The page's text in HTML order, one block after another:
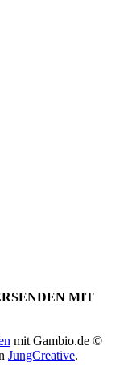
MIT
mit Gambio.de ©
JungCreative.